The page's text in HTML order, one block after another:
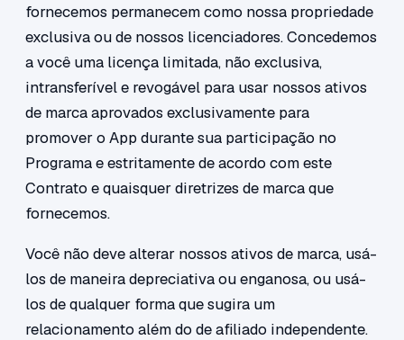
fornecemos permanecem como nossa propriedade
exclusiva ou de nossos licenciadores. Concedemos
a você uma licença limitada, não exclusiva,
intransferível e revogável para usar nossos ativos
de marca aprovados exclusivamente para
promover o App durante sua participação no
Programa e estritamente de acordo com este
Contrato e quaisquer diretrizes de marca que
fornecemos.
Você não deve alterar nossos ativos de marca, usá-
los de maneira depreciativa ou enganosa, ou usá-
los de qualquer forma que sugira um
relacionamento além do de afiliado independente.